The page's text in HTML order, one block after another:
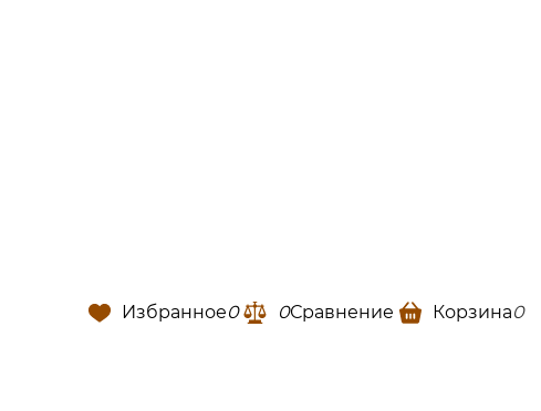
Избранное0 0Сравнение Корзина0